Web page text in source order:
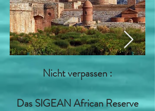
Nicht verpassen :
Das SIGEAN African Reserve